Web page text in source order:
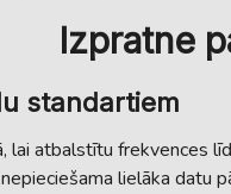
Izpratne
standartiem
lai atbalstītu frekvences
lielāka datu